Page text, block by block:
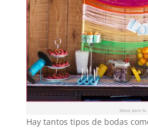
Hay tantos tipos de bodas